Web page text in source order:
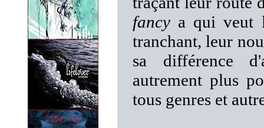
fancy a qui veut
tranchant, leur
sa différence
autrement plus
tous genres et